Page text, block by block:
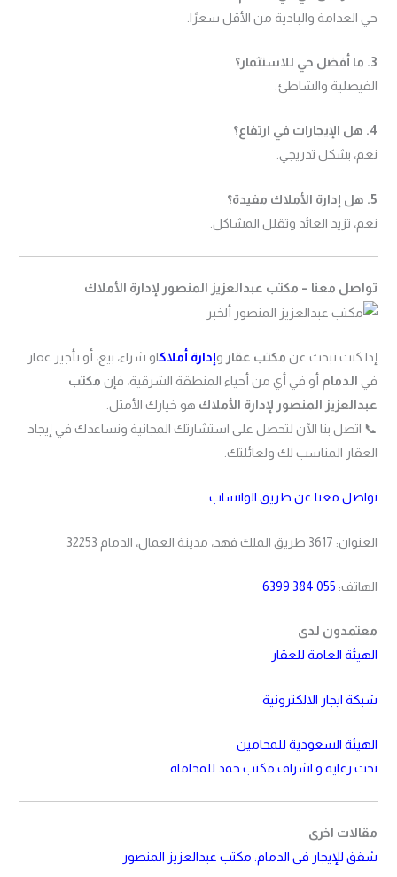
حي العدامة والبادية من الأقل سعرًا.
3. ما أفضل حي للاستثمار؟
الفيصلية والشاطئ.
4. هل الإيجارات في ارتفاع؟
نعم، بشكل تدريجي.
5. هل إدارة الأملاك مفيدة؟
نعم، تزيد العائد وتقلل المشاكل.
تواصل معنا – مكتب عبدالعزيز المنصور لإدارة الأملاك
إذا كنت تبحث عن مكتب عقار وإدارة أملاكاو شراء، بيع، أو تأجير عقار
في الدمام أو في أي من أحياء المنطقة الشرقية، فإن مكتب
عبدالعزيز المنصور لإدارة الأملاك هو خيارك الأمثل.
📞 اتصل بنا الآن لتحصل على استشارتك المجانية ونساعدك في إيجاد
العقار المناسب لك ولعائلتك.
تواصل معنا عن طريق الواتساب
العنوان: 3617 طريق الملك فهد، مدينة العمال، الدمام 32253
الهاتف: 055 384 6399
معتمدون لدى
الهيئة العامة للعقار
شبكة ايجار الالكترونية
الهيئة السعودية للمحامين
تحت رعاية و اشراف مكتب حمد للمحاماة
مقالات اخرى
شقق للإيجار في الدمام: مكتب عبدالعزيز المنصور